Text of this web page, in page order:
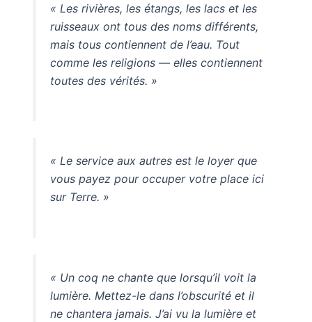
« Les rivières, les étangs, les lacs et les
ruisseaux ont tous des noms différents,
mais tous contiennent de l’eau. Tout
comme les religions — elles contiennent
toutes des vérités. »
« Le service aux autres est le loyer que
vous payez pour occuper votre place ici
sur Terre. »
« Un coq ne chante que lorsqu’il voit la
lumière. Mettez-le dans l’obscurité et il
ne chantera jamais. J’ai vu la lumière et